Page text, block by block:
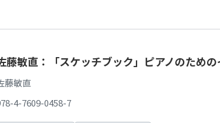
藤敏直：「スケッチブック」ピアノのため
藤敏直
4-7609-0458-7